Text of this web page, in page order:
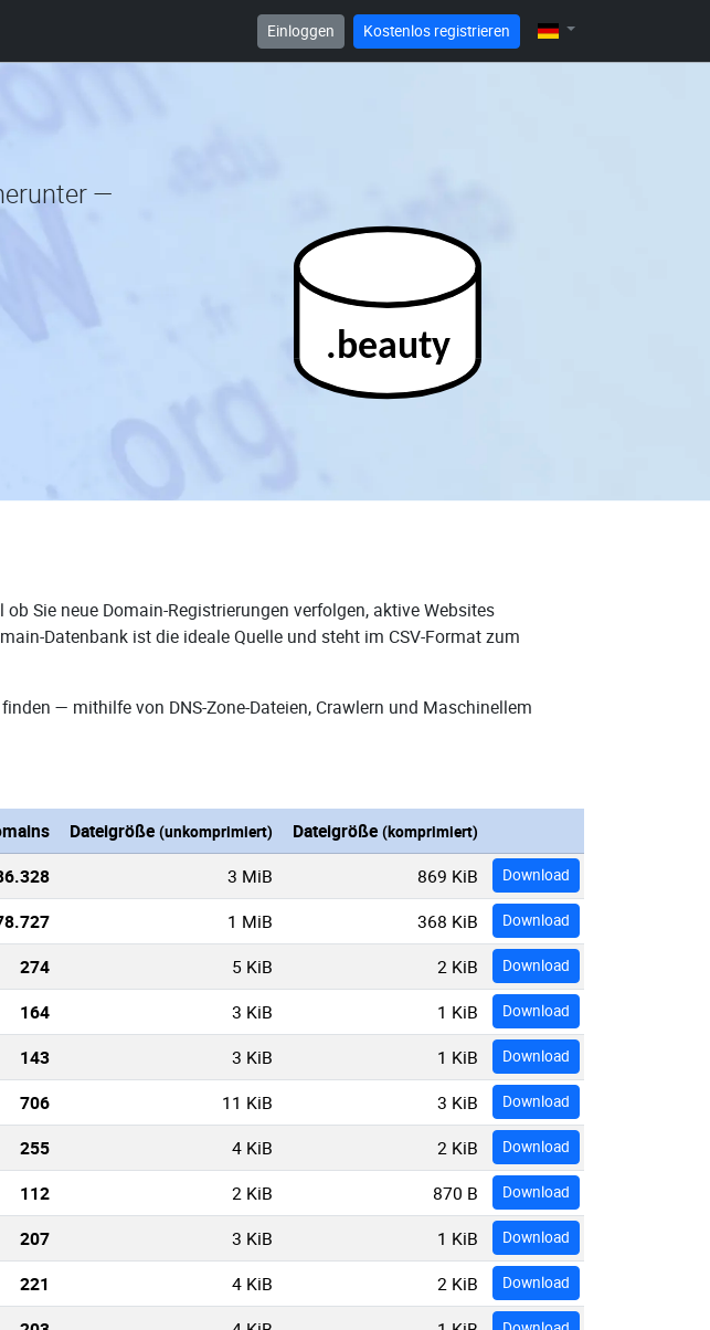
Einloggen Kostenlos registrieren
—
.beauty
ob Sie neue Domain-Registrierungen verfolgen, aktive Websites
Datenbank ist die ideale Quelle und steht im CSV-Format zum
— mithilfe von DNS-Zone-Dateien, Crawlern und Maschinellem
Dateigröße (unkomprimiert) Dateigröße (komprimiert)
3 MiB 869 KiB Download
1 MiB 368 KiB Download
274 5 KiB 2 KiB Download
164 3 KiB 1 KiB Download
143 3 KiB 1 KiB Download
706 11 KiB 3 KiB Download
255 4 KiB 2 KiB Download
112 2 KiB 870 B Download
207 3 KiB 1 KiB Download
221 4 KiB 2 KiB Download